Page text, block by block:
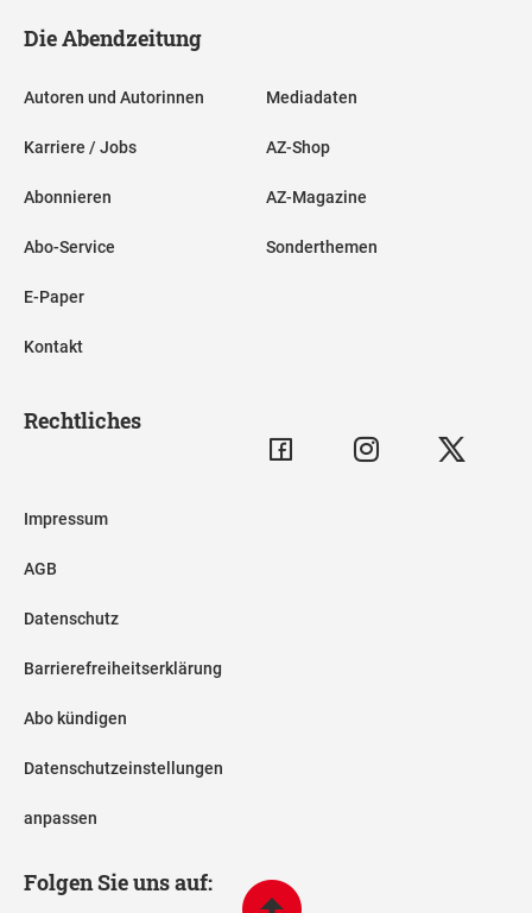
Die Abendzeitung
Autoren und Autorinnen
Karriere / Jobs
Abonnieren
Abo-Service
E-Paper
Kontakt
Mediadaten
AZ-Shop
AZ-Magazine
Sonderthemen
Rechtliches
Impressum
AGB
Datenschutz
Barrierefreiheitserklärung
Abo kündigen
Datenschutzeinstellungen
anpassen
Folgen Sie uns auf: